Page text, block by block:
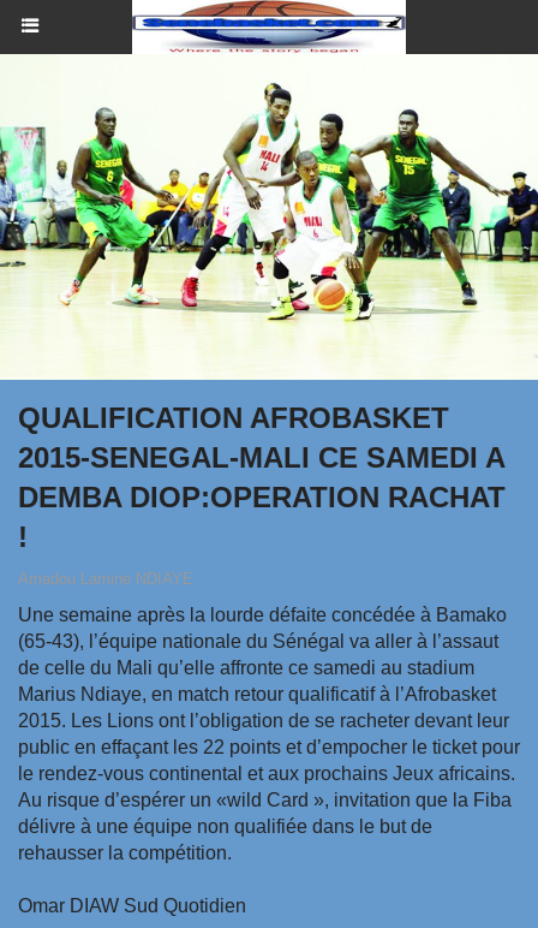
QUALIFICATION AFROBASKET
2015-SENEGAL-MALI CE SAMEDI A
DEMBA DIOP:OPERATION RACHAT
!
Amadou Lamine NDIAYE
Une semaine après la lourde défaite concédée à Bamako
(65-43), l’équipe nationale du Sénégal va aller à l’assaut
de celle du Mali qu’elle affronte ce samedi au stadium
Marius Ndiaye, en match retour qualificatif à l’Afrobasket
2015. Les Lions ont l’obligation de se racheter devant leur
public en effaçant les 22 points et d’empocher le ticket pour
le rendez-vous continental et aux prochains Jeux africains.
Au risque d’espérer un «wild Card », invitation que la Fiba
délivre à une équipe non qualifiée dans le but de
rehausser la compétition.
Omar DIAW Sud Quotidien